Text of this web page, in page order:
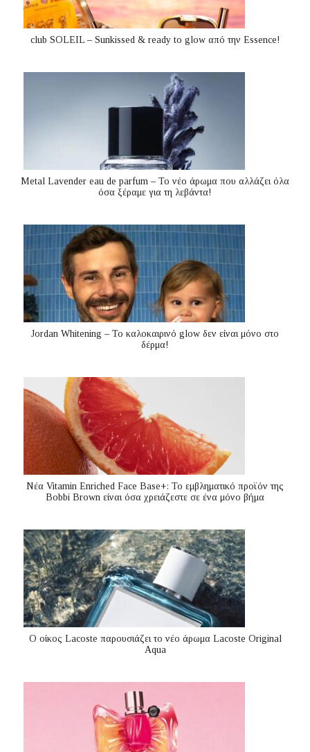
club SOLEIL – Sunkissed & ready to glow από την Essence!
Metal Lavender eau de parfum – Το νέο άρωμα που αλλάζει όλα
όσα ξέραμε για τη λεβάντα!
Jordan Whitening – Το καλοκαιρινό glow δεν είναι μόνο στο
δέρμα!
Nέα Vitamin Enriched Face Base+: Το εμβληματικό προϊόν της
Bobbi Brown είναι όσα χρειάζεστε σε ένα μόνο βήμα
Ο οίκος Lacoste παρουσιάζει το νέο άρωμα Lacoste Original
Aqua